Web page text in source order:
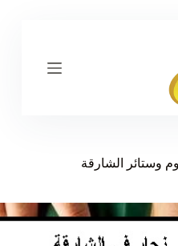
ح
وستائر الشارقة